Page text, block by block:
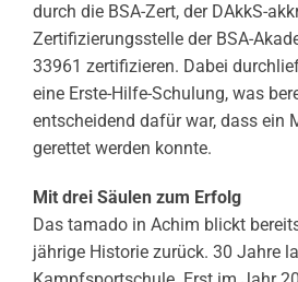
durch die BSA-Zert, der DAkkS-
Zertifizierungsstelle der BSA-
33961 zertifizieren. Dabei
eine Erste-Hilfe-Schulung, was
entscheidend dafür war, dass ein
gerettet werden konnte.
Mit drei Säulen zum Erfolg
Das tamado in Achim blickt
jährige Historie zurück. 30 Jahre